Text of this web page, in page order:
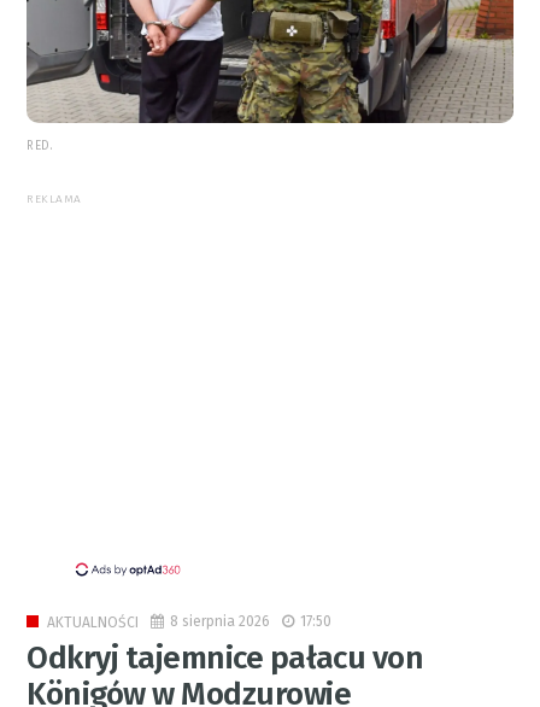
RED.
REKLAMA
AKTUALNOŚCI 8 sierpnia 2026 17:50
Odkryj tajemnice pałacu von
Königów w Modzurowie